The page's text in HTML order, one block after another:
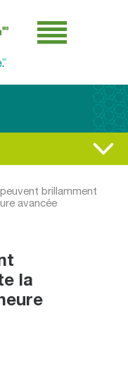
brillamment
avancée
la